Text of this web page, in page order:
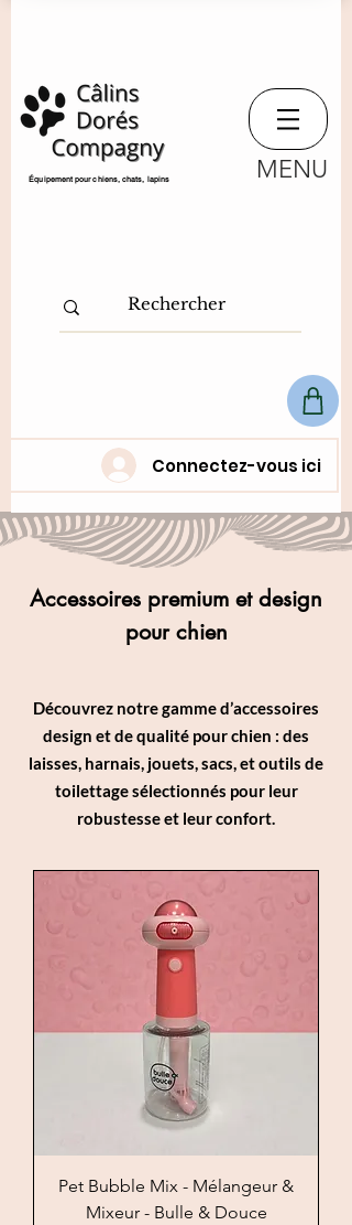
​Équipement pour chiens, chats, lapins MENU
Connectez-vous ici
Accessoires premium et design
pour chien
Découvrez notre gamme d’accessoires
design et de qualité pour chien : des
laisses, harnais, jouets, sacs, et outils de
toilettage sélectionnés pour leur
robustesse et leur confort.
Pet Bubble Mix - Mélangeur &
Mixeur - Bulle & Douce